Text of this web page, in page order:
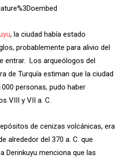
, la ciudad había estado
probablemente para alivio del
entrar. Los arqueólogos del
de Turquía estiman que la ciudad
personas, pudo haber
VIII y VII a. C.
de cenizas volcánicas, era
alrededor del 370 a. C. que
Derinkuyu menciona que las